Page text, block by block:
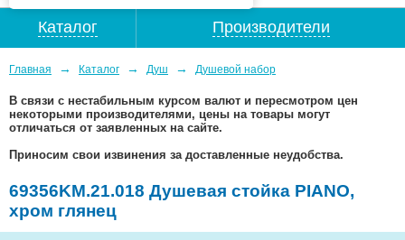
Каталог Производители
Главная → Каталог → Душ → Душевой набор
В связи с нестабильным курсом валют и пересмотром цен
некоторыми производителями, цены на товары могут
отличаться от заявленных на сайте.
Приносим свои извинения за доставленные неудобства.
69356KM.21.018 Душевая стойка PIANO,
хром глянец